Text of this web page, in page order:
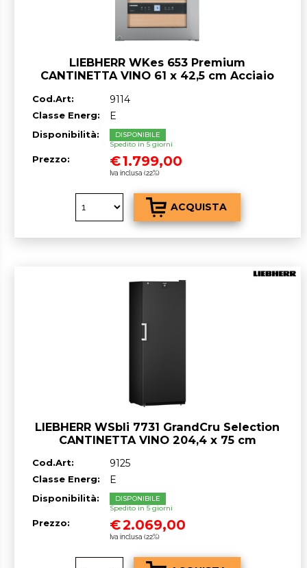
LIEBHERR WKes 653 Premium
CANTINETTA VINO 61 x 42,5 cm Acciaio
UN PREVENTIVO
Cod.Art: 9114
Classe Energ: E
Disponibilità:
DISPONIBILE
Spedito in 5 giorni
Prezzo: €1.799,00
Iva inclusa (22%)
LIEBHERR WSbli 7731 GrandCru Selection
CANTINETTA VINO 204,4 x 75 cm
PREVENTIVO
Cod.Art: 9125
Classe Energ: E
Disponibilità:
DISPONIBILE
Spedito in 5 giorni
Prezzo: €2.069,00
Iva inclusa (22%)